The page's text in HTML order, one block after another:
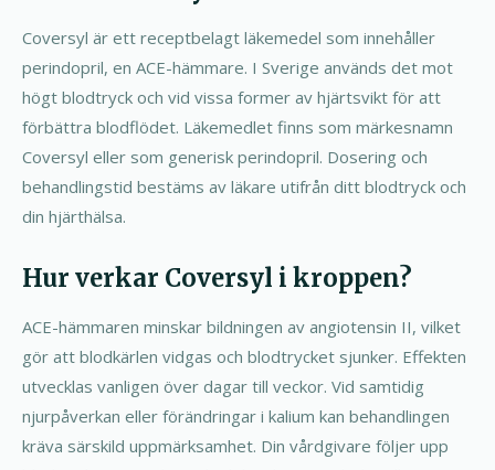
Coversyl är ett receptbelagt läkemedel som innehåller
perindopril, en ACE-hämmare. I Sverige används det mot
högt blodtryck och vid vissa former av hjärtsvikt för att
förbättra blodflödet. Läkemedlet finns som märkesnamn
Coversyl eller som generisk perindopril. Dosering och
behandlingstid bestäms av läkare utifrån ditt blodtryck och
din hjärthälsa.
Hur verkar Coversyl i kroppen?
ACE-hämmaren minskar bildningen av angiotensin II, vilket
gör att blodkärlen vidgas och blodtrycket sjunker. Effekten
utvecklas vanligen över dagar till veckor. Vid samtidig
njurpåverkan eller förändringar i kalium kan behandlingen
kräva särskild uppmärksamhet. Din vårdgivare följer upp